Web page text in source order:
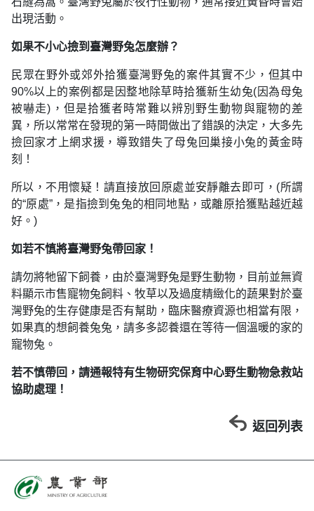
出現活動。
如果不小心撿到臺灣野兔怎麼辦？
民眾在野外或郊外拾獲臺灣野兔的案件其實不少，但其中
90%以上的案例都是因整地除草時拾獲新生幼兔(因為母兔
被嚇走)，但是拾獲者時常難以辨別野生動物與寵物的差
異，所以常常在發現的第一時間做出了錯誤的決定，大多先
撿回家才上網求援，導致錯失了母兔回巢接小兔的黃金時
刻！
所以，不用懷疑！請直接放回原處並安靜離去即可，(所謂
的“原處”，是指撿到兔兔的相同地點，或離原拾獲點越近越
好。)
如若不慎將臺灣野兔帶回家！
請勿將牠留下飼養，由於臺灣野兔是野生動物，目前並無資
料顯示市售寵物兔飼料、牧草以及過度精緻化的蔬果對於臺
灣野兔的生存健康是否有幫助，臨床醫療資源也相當有限，
如果真的想飼養兔兔，請多多認養還在等待一個溫暖的家的
寵物兔。
若不慎帶回，請通報特有生物研究保育中心野生動物急救站
協助處理！
返回列表